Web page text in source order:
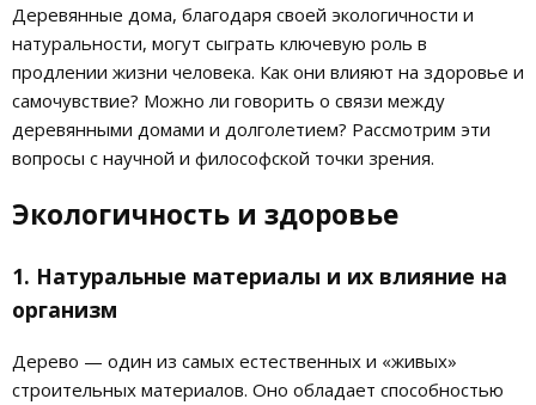
Деревянные дома, благодаря своей экологичности и
натуральности, могут сыграть ключевую роль в
продлении жизни человека. Как они влияют на здоровье и
самочувствие? Можно ли говорить о связи между
деревянными домами и долголетием? Рассмотрим эти
вопросы с научной и философской точки зрения.
Экологичность и здоровье
1. Натуральные материалы и их влияние на
организм
Дерево — один из самых естественных и «живых»
строительных материалов. Оно обладает способностью